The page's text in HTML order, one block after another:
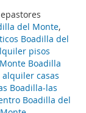
del Monte,
Boadilla del
pisos
Boadilla
alquiler casas
Boadilla-las
Boadilla del